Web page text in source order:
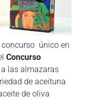
único en
Concurso
las almazaras
de aceituna
de oliva